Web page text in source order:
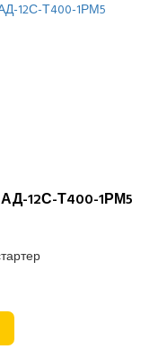
12С-Т400-1РМ5